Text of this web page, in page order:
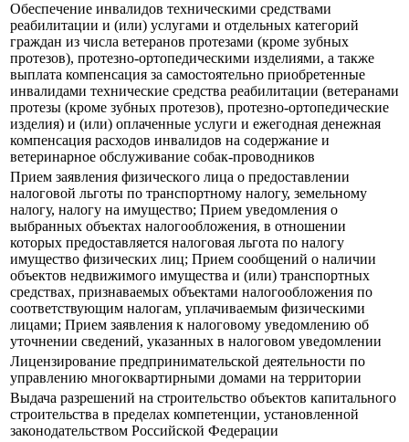
Обеспечение инвалидов техническими средствами
реабилитации и (или) услугами и отдельных категорий
граждан из числа ветеранов протезами (кроме зубных
протезов), протезно-ортопедическими изделиями, а также
выплата компенсация за самостоятельно приобретенные
инвалидами технические средства реабилитации (ветеранами
протезы (кроме зубных протезов), протезно-ортопедические
изделия) и (или) оплаченные услуги и ежегодная денежная
компенсация расходов инвалидов на содержание и
ветеринарное обслуживание собак-проводников
Прием заявления физического лица о предоставлении
налоговой льготы по транспортному налогу, земельному
налогу, налогу на имущество; Прием уведомления о
выбранных объектах налогообложения, в отношении
которых предоставляется налоговая льгота по налогу
имущество физических лиц; Прием сообщений о наличии
объектов недвижимого имущества и (или) транспортных
средствах, признаваемых объектами налогообложения по
соответствующим налогам, уплачиваемым физическими
лицами; Прием заявления к налоговому уведомлению об
уточнении сведений, указанных в налоговом уведомлении
Лицензирование предпринимательской деятельности по
управлению многоквартирными домами на территории
Выдача разрешений на строительство объектов капитального
строительства в пределах компетенции, установленной
законодательством Российской Федерации